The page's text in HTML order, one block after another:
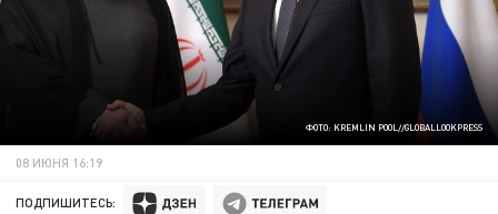
ФОТО: KREMLIN POOL//GLOBALLOOKPRESS
08 ИЮНЯ 16:19
ПОДПИШИТЕСЬ: